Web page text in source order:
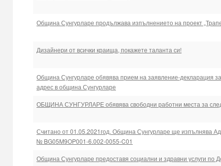
Община Сунгурларе продължава изпълнението на проект
Дизайнери от всички краища, покажете таланта си!
Община Сунгурларе обявява прием на заявление-декларация
адрес в община Сунгурларе
ОБЩИНА СУНГУРЛАРЕ обявява свободни работни места за
Считано от 01.05.2021год. Община Сунгурларе ще изпълнява
№ BG05M9OP001-6.002-0055-C01
Община Сунгурларе предоставя социални и здравни услуги